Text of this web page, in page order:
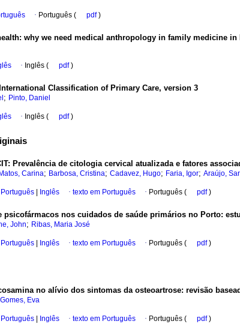
· Português ( pdf)
: why we need medical anthropology in family medicine in
· Inglês ( pdf)
Classification of Primary Care, version 3
; Pinto, Daniel
· Inglês ( pdf)
: Prevalência de citologia cervical atualizada e fatores
Matos, Carina; Barbosa, Cristina; Cadavez, Hugo; Faria, Igor; Araújo,
Inglês · texto em Português · Português ( pdf)
psicofármacos nos cuidados de saúde primários no Porto:
John; Ribas, Maria José
Inglês · texto em Português · Português ( pdf)
no alívio dos sintomas da osteoartrose: revisão
Gomes, Eva
Inglês · texto em Português · Português ( pdf)